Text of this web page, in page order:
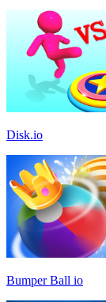
Disk.io
Bumper Ball io